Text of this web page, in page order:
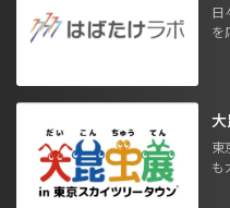
日
を
東
も